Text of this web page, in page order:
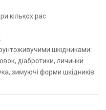
кількох рас
шкідниками:
діабротики, личинки
зимуючі форми шкідників